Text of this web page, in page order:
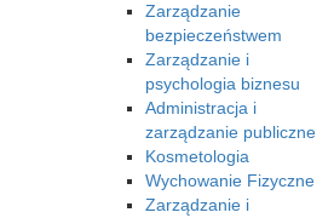
Zarządzanie
bezpieczeństwem
Zarządzanie i
psychologia biznesu
Administracja i
zarządzanie publiczne
Kosmetologia
Wychowanie Fizyczne
Zarządzanie i